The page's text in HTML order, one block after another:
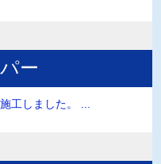
ー
工しました。 ...